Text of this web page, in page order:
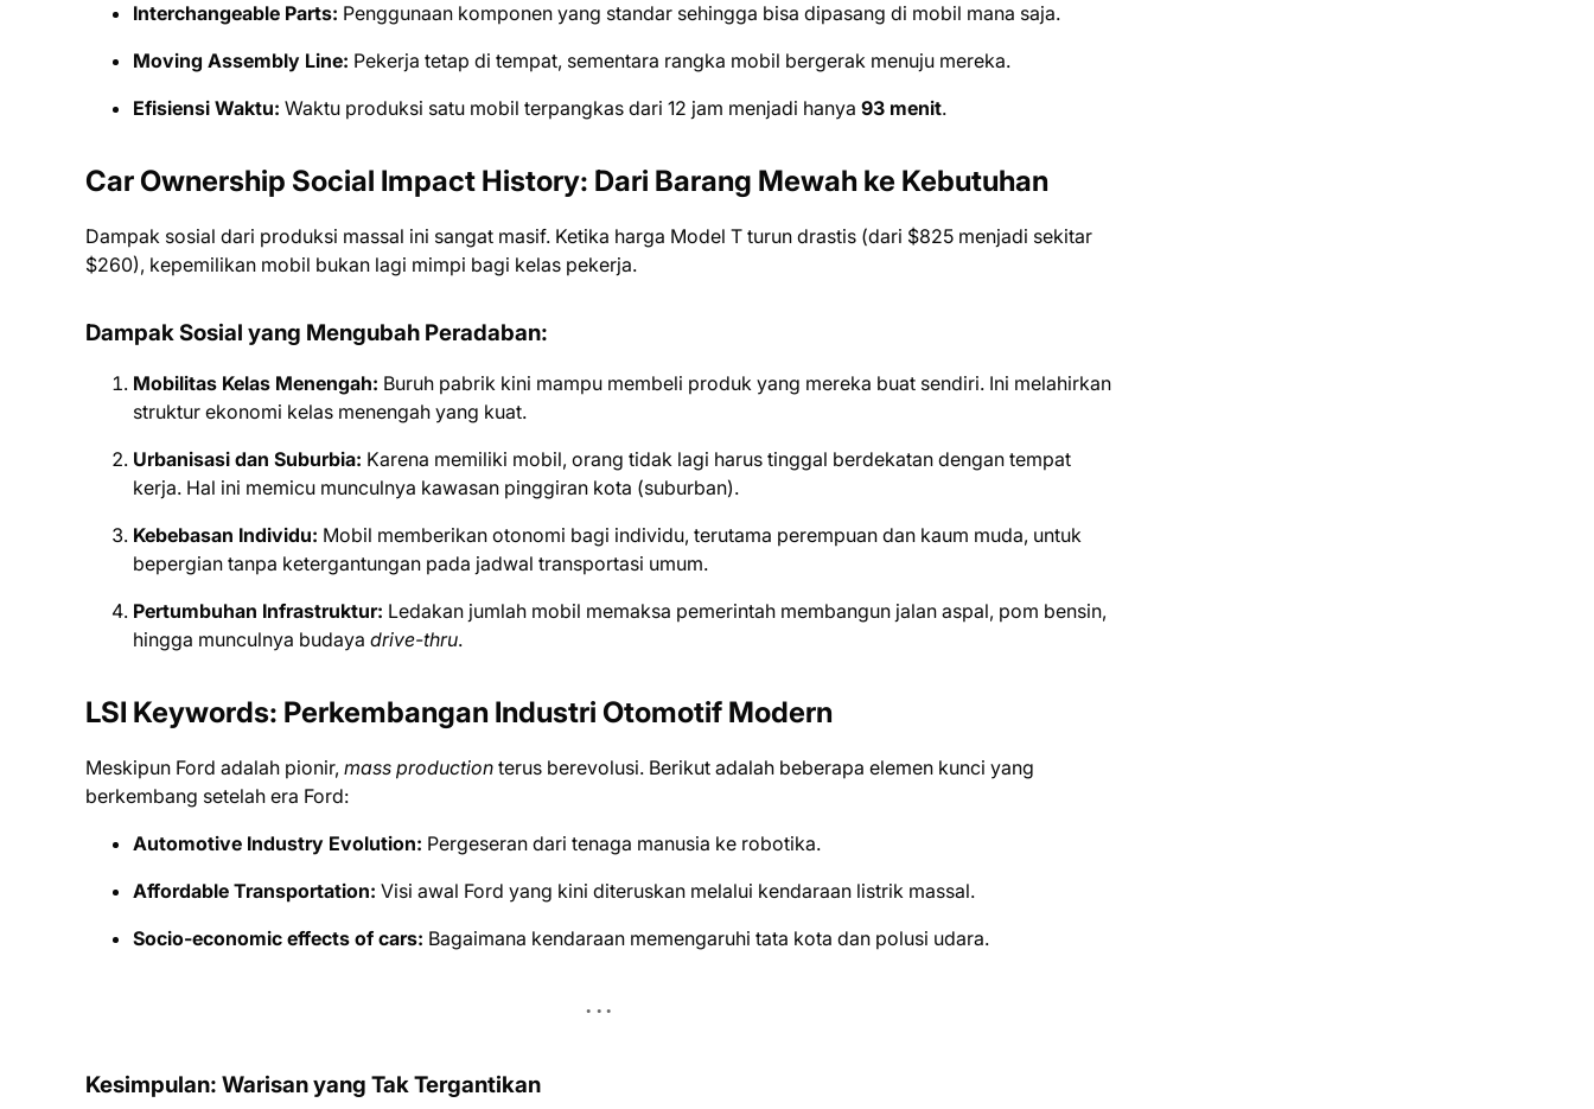
Interchangeable Parts: Penggunaan komponen yang standar sehingga bisa dipasang di mobil mana saja.
Moving Assembly Line: Pekerja tetap di tempat, sementara rangka mobil bergerak menuju mereka.
Efisiensi Waktu: Waktu produksi satu mobil terpangkas dari 12 jam menjadi hanya 93 menit.
Car Ownership Social Impact History: Dari Barang Mewah ke Kebutuhan
Dampak sosial dari produksi massal ini sangat masif. Ketika harga Model T turun drastis (dari $825 menjadi sekitar
$260), kepemilikan mobil bukan lagi mimpi bagi kelas pekerja.
Dampak Sosial yang Mengubah Peradaban:
Mobilitas Kelas Menengah: Buruh pabrik kini mampu membeli produk yang mereka buat sendiri. Ini melahirkan
struktur ekonomi kelas menengah yang kuat.
Urbanisasi dan Suburbia: Karena memiliki mobil, orang tidak lagi harus tinggal berdekatan dengan tempat
kerja. Hal ini memicu munculnya kawasan pinggiran kota (suburban).
Kebebasan Individu: Mobil memberikan otonomi bagi individu, terutama perempuan dan kaum muda, untuk
bepergian tanpa ketergantungan pada jadwal transportasi umum.
Pertumbuhan Infrastruktur: Ledakan jumlah mobil memaksa pemerintah membangun jalan aspal, pom bensin,
hingga munculnya budaya drive-thru.
LSI Keywords: Perkembangan Industri Otomotif Modern
Meskipun Ford adalah pionir, mass production terus berevolusi. Berikut adalah beberapa elemen kunci yang
berkembang setelah era Ford:
Automotive Industry Evolution: Pergeseran dari tenaga manusia ke robotika.
Affordable Transportation: Visi awal Ford yang kini diteruskan melalui kendaraan listrik massal.
Socio-economic effects of cars: Bagaimana kendaraan memengaruhi tata kota dan polusi udara.
Kesimpulan: Warisan yang Tak Tergantikan